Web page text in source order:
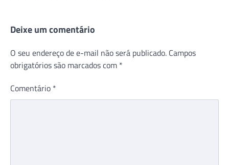
Deixe um comentário
O seu endereço de e-mail não será publicado. Campos
obrigatórios são marcados com *
Comentário *